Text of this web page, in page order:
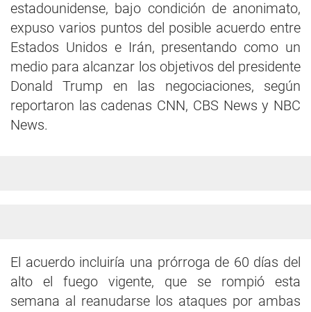
estadounidense, bajo condición de anonimato,
expuso varios puntos del posible acuerdo entre
Estados Unidos e Irán, presentando como un
medio para alcanzar los objetivos del presidente
Donald Trump en las negociaciones, según
reportaron las cadenas CNN, CBS News y NBC
News.
El acuerdo incluiría una prórroga de 60 días del
alto el fuego vigente, que se rompió esta
semana al reanudarse los ataques por ambas